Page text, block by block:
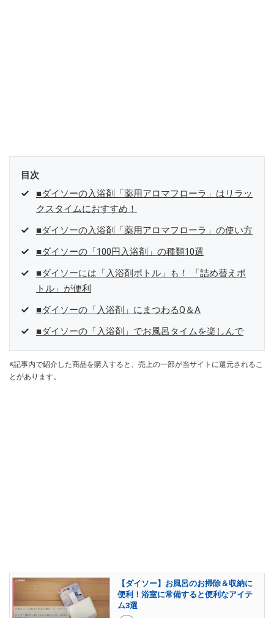
目次
■ダイソーの入浴剤「薬用アロマフローラ」はリラッ
クスタイムにおすすめ！
■ダイソーの入浴剤「薬用アロマフローラ」の使い方
■ダイソーの「100円入浴剤」の種類10選
■ダイソーには「入浴剤ボトル」も！ 「詰め替えボ
トル」が便利
■ダイソーの「入浴剤」にまつわるQ＆A
■ダイソーの「入浴剤」でお風呂タイムを楽しんで
※記事内で紹介した商品を購入すると、売上の一部が当サイトに還元されるこ
とがあります。
【ダイソー】お風呂のお掃除＆収納に
便利！浴室に常備すると便利なアイテ
ム3選